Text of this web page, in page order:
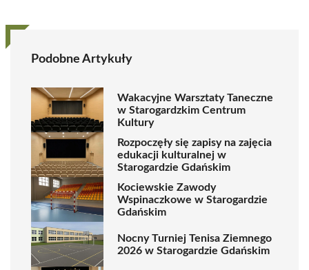
Podobne Artykuły
Wakacyjne Warsztaty Taneczne
w Starogardzkim Centrum
Kultury
Rozpoczęły się zapisy na zajęcia
edukacji kulturalnej w
Starogardzie Gdańskim
Kociewskie Zawody
Wspinaczkowe w Starogardzie
Gdańskim
Nocny Turniej Tenisa Ziemnego
2026 w Starogardzie Gdańskim